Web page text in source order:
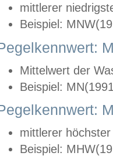
mittlerer
Beispiel:
Mittelwert der
Beispiel:
mittlerer
Beispiel: